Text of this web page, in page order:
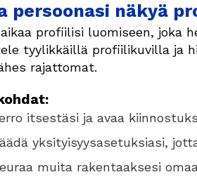
persoonasi näkyä
profiilisi luomiseen, joka
tyylikkäillä profiilikuvilla ja
rajattomat.
itsestäsi ja avaa
yksityisyysasetuksiasi,
muita rakentaaksesi